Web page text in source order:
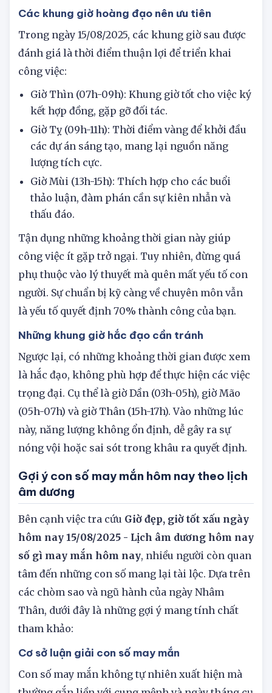
khung giờ cát tường và hung sát.
Các khung giờ hoàng đạo nên ưu tiên
Trong ngày 15/08/2025, các khung giờ sau được
đánh giá là thời điểm thuận lợi để triển khai
công việc:
Giờ Thìn (07h-09h): Khung giờ tốt cho việc ký
kết hợp đồng, gặp gỡ đối tác.
Giờ Tỵ (09h-11h): Thời điểm vàng để khởi đầu
các dự án sáng tạo, mang lại nguồn năng
lượng tích cực.
Giờ Mùi (13h-15h): Thích hợp cho các buổi
thấu đáo.
Tận dụng những khoảng thời gian này giúp
công việc ít gặp trở ngại. Tuy nhiên, đừng quá
phụ thuộc vào lý thuyết mà quên mất yếu tố con
người. Sự chuẩn bị kỹ càng về chuyên môn vẫn
là yếu tố quyết định 70% thành công của bạn.
Những khung giờ hắc đạo cần tránh
Ngược lại, có những khoảng thời gian được xem
là hắc đạo, không phù hợp để thực hiện các việc
trọng đại. Cụ thể là giờ Dần (03h-05h), giờ Mão
(05h-07h) và giờ Thân (15h-17h). Vào những lúc
này, năng lượng không ổn định, dễ gây ra sự
nóng vội hoặc sai sót trong khâu ra quyết định.
Gợi ý con số may mắn hôm nay theo lịch
âm dương
Bên cạnh việc tra cứu
Giờ đẹp, giờ tốt xấu ngày
hôm nay 15/08/2025 - Lịch âm dương hôm nay
số gì may mắn hôm nay, nhiều người còn quan
tâm đến những con số mang lại tài lộc. Dựa trên
các chòm sao và ngũ hành của ngày Nhâm
Thân, dưới đây là những gợi ý mang tính chất
tham khảo:
Cơ sở luận giải con số may mắn